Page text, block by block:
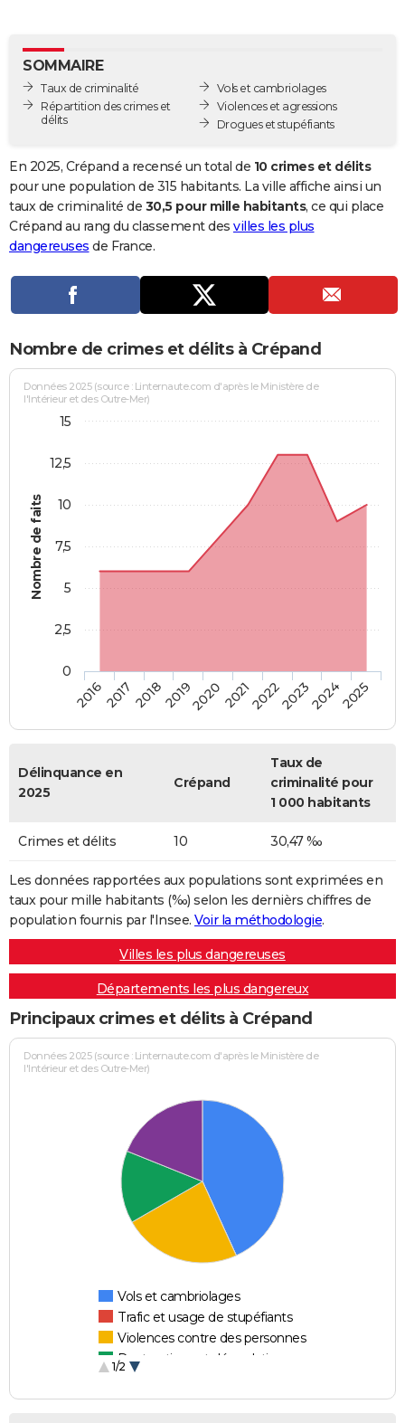
GUIDES D'ACHAT
BONS PLANS
Carte de Noël
Carte Bonne année
Carte Saint-Valentin
Carte Pâques
Carte d'anniversaire
DICTIONNAIRE
Dictionnaire
Biographies
Citations
Expressions
Proverbes
PROGRAMME TV
COPAINS D'AVANT
S'inscrire
Se connecter
Lycées
Collèges
Primaires
Universités
Entreprises
Service militaire
Avis de recherche
AVIS DE DÉCÈS
FORUM
Bricolage
Lifestyle
Culture
Sport
Auto
Television
Voyage
Cinema
SOMMAIRE
Taux de criminalité
Répartition des crimes et
délits
Vols et cambriolages
Violences et agressions
Drogues et stupéfiants
En 2025, Crépand a recensé un total de 10 crimes et délits
pour une population de 315 habitants. La ville affiche ainsi un
taux de criminalité de 30,5 pour mille habitants, ce qui place
Crépand au rang du classement des villes les plus
dangereuses de France.
Nombre de crimes et délits à Crépand
Nombre de faits
Données 2025 (source : Linternaute.com d'après le Ministère de
l'Intérieur et des Outre-Mer)
2016201720182019202020212022202320242025
0
2,5
5
7,5
10
12,5
15
Délinquance en
2025
Crépand
Taux de
criminalité pour
1 000 habitants
Crimes et délits 10 30,47 ‰
Les données rapportées aux populations sont exprimées en
taux pour mille habitants (‰) selon les dernièrs chiffres de
population fournis par l'Insee. Voir la méthodologie.
Villes les plus dangereuses
Départements les plus dangereux
Principaux crimes et délits à Crépand
Données 2025 (source : Linternaute.com d'après le Ministère de
l'Intérieur et des Outre-Mer)
Vols et cambriolages
Trafic et usage de stupéfiants
Violences contre des personnes
Destructions et dégradations
1/2